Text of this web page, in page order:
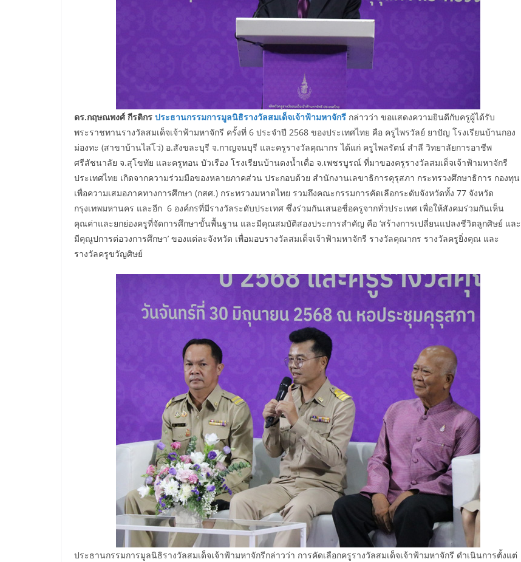
ดร.กฤษณพงศ์ กีรติกร ประธานกรรมการมูลนิธิรางวัลสมเด็จเจ้าฟ้ามหาจักรี กล่าวว่า ขอแสดงความยินดีกับครูผู้ได้รับ
พระราชทานรางวัลสมเด็จเจ้าฟ้ามหาจักรี ครั้งที่ 6 ประจำปี 2568 ของประเทศไทย คือ ครูไพรวัลย์ ยาปัญ โรงเรียนบ้านกอง
ม่องทะ (สาขาบ้านไล่โว่) อ.สังขละบุรี จ.กาญจนบุรี และครูรางวัลคุณากร ได้แก่ ครูไพลรัตน์ สำลี วิทยาลัยการอาชีพ
ศรีสัชนาลัย จ.สุโขทัย และครูทอน บัวเรือง โรงเรียนบ้านดงน้ำเดื่อ จ.เพชรบูรณ์ ที่มาของครูรางวัลสมเด็จเจ้าฟ้ามหาจักรี
ประเทศไทย เกิดจากความร่วมมือของหลายภาคส่วน ประกอบด้วย สำนักงานเลขาธิการคุรุสภา กระทรวงศึกษาธิการ กองทุน
เพื่อความเสมอภาคทางการศึกษา (กสศ.) กระทรวงมหาดไทย รวมถึงคณะกรรมการคัดเลือกระดับจังหวัดทั้ง 77 จังหวัด
กรุงเทพมหานคร และอีก 6 องค์กรที่มีรางวัลระดับประเทศ ซึ่งร่วมกันเสนอชื่อครูจากทั่วประเทศ เพื่อให้สังคมร่วมกันเห็น
คุณค่าและยกย่องครูที่จัดการศึกษาขั้นพื้นฐาน และมีคุณสมบัติสองประการสำคัญ คือ ‘สร้างการเปลี่ยนแปลงชีวิตลูกศิษย์ และ
มีคุณูปการต่อวงการศึกษา’ ของแต่ละจังหวัด เพื่อมอบรางวัลสมเด็จเจ้าฟ้ามหาจักรี รางวัลคุณากร รางวัลครูยิ่งคุณ และ
รางวัลครูขวัญศิษย์
ประธานกรรมการมูลนิธิรางวัลสมเด็จเจ้าฟ้ามหาจักรีกล่าวว่า การคัดเลือกครูรางวัลสมเด็จเจ้าฟ้ามหาจักรี ดำเนินการตั้งแต่